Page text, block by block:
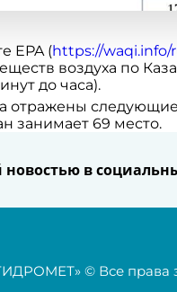
EPA (https://waqi.info/
воздуха по
до часа).
отражены
занимает 69 место.
новостью в
© Все права